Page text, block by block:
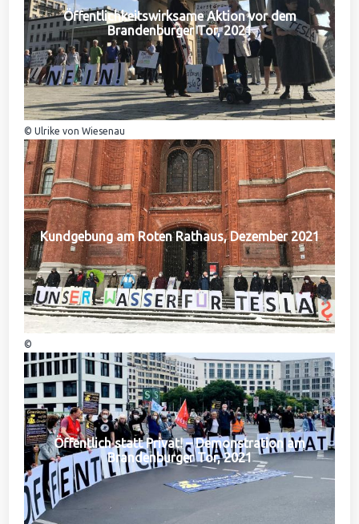
Öffentlichkeitswirksame Aktion vor dem
Brandenburger Tor, 2021
© Ulrike von Wiesenau
Kundgebung am Roten Rathaus, Dezember 2021
©
Öffentlich statt Privat! – Demonstration am
Brandenburger Tor, 2021